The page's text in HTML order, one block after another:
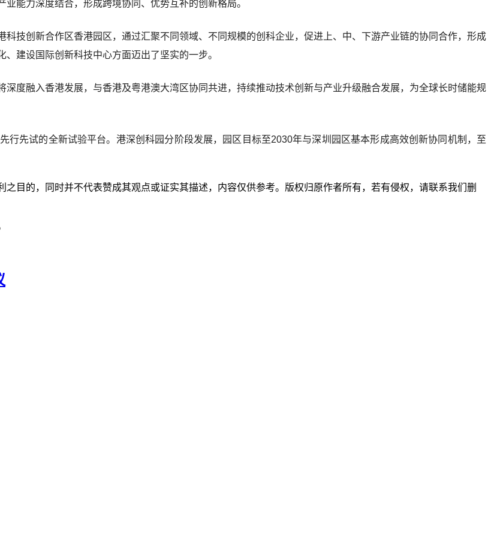
能力深度结合，形成跨境协同、优势互补的创新格局。
技创新合作区香港园区，通过汇聚不同领域、不同规模的创科企业，促进上、中、下游产业链的协同合作，形成
建设国际创新科技中心方面迈出了坚实的一步。
度融入香港发展，与香港及粤港澳大湾区协同共进，持续推动技术创新与产业升级融合发展，为全球长时储能规
先试的全新试验平台。港深创科园分阶段发展，园区目标至2030年与深圳园区基本形成高效创新协同机制，至
目的，同时并不代表赞成其观点或证实其描述，内容仅供参考。版权归原作者所有，若有侵权，请联系我们删